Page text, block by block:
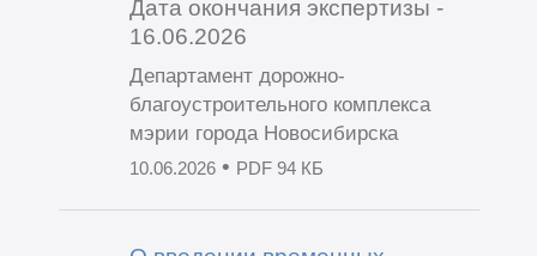
Дата окончания экспертизы -
16.06.2026
Департамент дорожно-
благоустроительного комплекса
мэрии города Новосибирска
10.06.2026• PDF 94 КБ